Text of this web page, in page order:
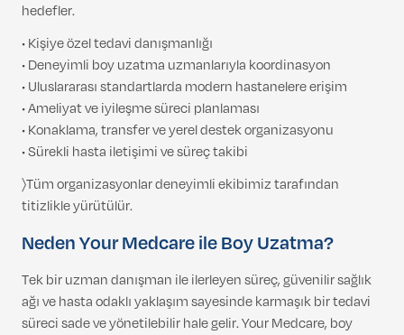
hedefler.
• Kişiye özel tedavi danışmanlığı
• Deneyimli boy uzatma uzmanlarıyla koordinasyon
• Uluslararası standartlarda modern hastanelere erişim
• Ameliyat ve iyileşme süreci planlaması
• Konaklama, transfer ve yerel destek organizasyonu
• Sürekli hasta iletişimi ve süreç takibi
〉Tüm organizasyonlar deneyimli ekibimiz tarafından
titizlikle yürütülür.
Neden Your Medcare ile Boy Uzatma?
Tek bir uzman danışman ile ilerleyen süreç, güvenilir sağlık
ağı ve hasta odaklı yaklaşım sayesinde karmaşık bir tedavi
süreci sade ve yönetilebilir hale gelir. Your Medcare, boy